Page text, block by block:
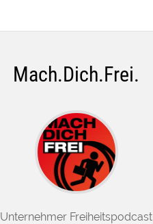
Mach.Dich.Frei.
Unternehmer Freiheitspodcast